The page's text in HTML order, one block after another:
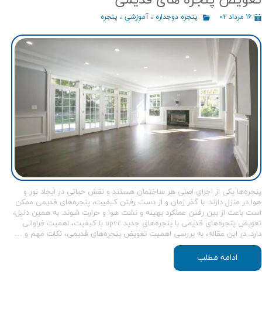
۱۶ مرداد ۰۲ پنجره دوجداره ، آموزشی ، پنجره
پنجره‌ها یکی از اجزای اصلی هر ساختمان هستند و نقش حیاتی در ایجاد نور و
هوا در منزل دارند. با گذر زمان و از دست رفتن کیفیت، پنجره‌های قدیمی ممکن
است باعث از بین رفتن عملکرد بهینه و نشت هوا و حرارت شوند. به همین دلیل،
تعویض پنجره‌های قدیمی با پنجره‌های جدید upvc با کیفیت، اهمیت فراوانی
دارد. در این مقاله، به بررسی اهمیت تعویض پنجره‌های قدیمی، نکات مهم و …
ادامه مطلب